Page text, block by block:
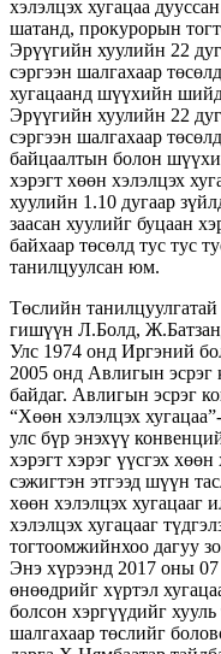
хэлэлцэх хугацаа
шатанд, прокурорын
Эрүүгийн хуулийн 22
сэргээн шалгахаар
хугацаанд шүүхийн
Эрүүгийн хуулийн 22
сэргээн шалгахаар
байцаалтын болон
хэрэгт хөөн хэлэлцэх
хуулийн 1.10 дугаар
заасан хуулийг буцаан
байхаар төсөлд тус тус
танилцуулсан юм.
Төслийн
гишүүн Л.Болд,
Улс 1974 онд Иргэний
2005 онд Авлигын эсрэг
байдаг. Авлигын эсрэг
“Хөөн хэлэлцэх
улс бүр энэхүү
хэрэгт хэрэг үүсгэх
сэжигтэн этгээд шүүн
хөөн хэлэлцэх хугацааг
хэлэлцэх хугацааг
тогтоомжийнхоо дагуу
Энэ хүрээнд 2017 оны
өнөөдрийг хүртэл
болсон хэргүүдийг хууль
шалгахаар төслийг